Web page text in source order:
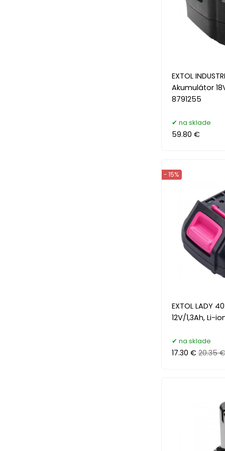
EXTOL
Akumulátor
8791255
na sklade
59.80 €
EXTOL LADY
12V/1,3Ah, Li-
- 15%
na sklade
17.30 € 20.35 €